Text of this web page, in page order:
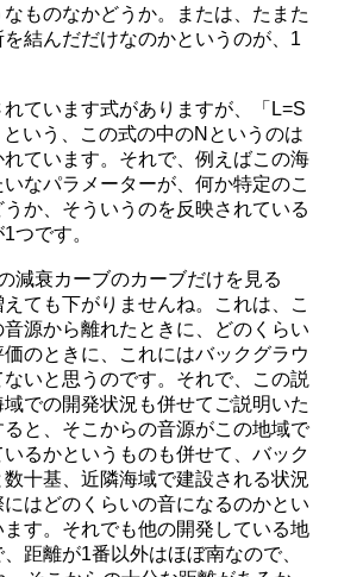
ものなかどうか。または、たまた
結んだだけなのかというのが、1
ています式がありますが、「L=S
いう、この式の中のNというのは
れています。それで、例えばこの海
なパラメーターが、何か特定のこ
か、そういうのを反映されている
つです。
減衰カーブのカーブだけを見る
ても下がりませんね。これは、こ
源から離れたときに、どのくらい
のときに、これにはバックグラウ
いと思うのです。それで、この説
での開発状況も併せてご説明いた
と、そこからの音源がこの地域で
るかというものも併せて、バック
十基、近隣海域で建設される状況
はどのくらいの音になるのかとい
す。それでも他の開発している地
距離が1番以外はほぼ南なので、